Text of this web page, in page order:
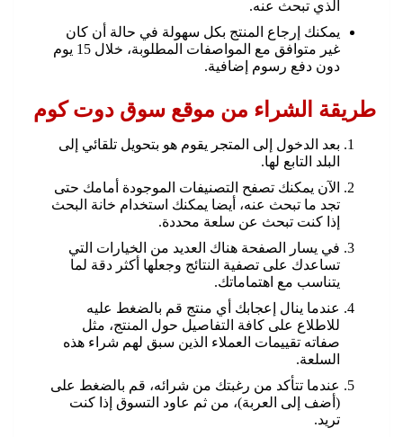
الذي تبحث عنه.
يمكنك إرجاع المنتج بكل سهولة في حالة أن كان
غير متوافق مع المواصفات المطلوبة، خلال 15 يوم
دون دفع رسوم إضافية.
طريقة الشراء من موقع سوق دوت كوم
بعد الدخول إلى المتجر يقوم هو بتحويل تلقائي إلى
البلد التابع لها.
الآن يمكنك تصفح التصنيفات الموجودة أمامك حتى
تجد ما تبحث عنه، أيضا يمكنك استخدام خانة البحث
إذا كنت تبحث عن سلعة محددة.
في يسار الصفحة هناك العديد من الخيارات التي
تساعدك على تصفية النتائج وجعلها أكثر دقة لما
يتناسب مع اهتماماتك.
عندما ينال إعجابك أي منتج قم بالضغط عليه
للاطلاع على كافة التفاصيل حول المنتج، مثل
صفاته تقييمات العملاء الذين سبق لهم شراء هذه
السلعة.
عندما تتأكد من رغبتك من شرائه، قم بالضغط على
(أضف إلى العربة)، من ثم عاود التسوق إذا كنت
تريد.